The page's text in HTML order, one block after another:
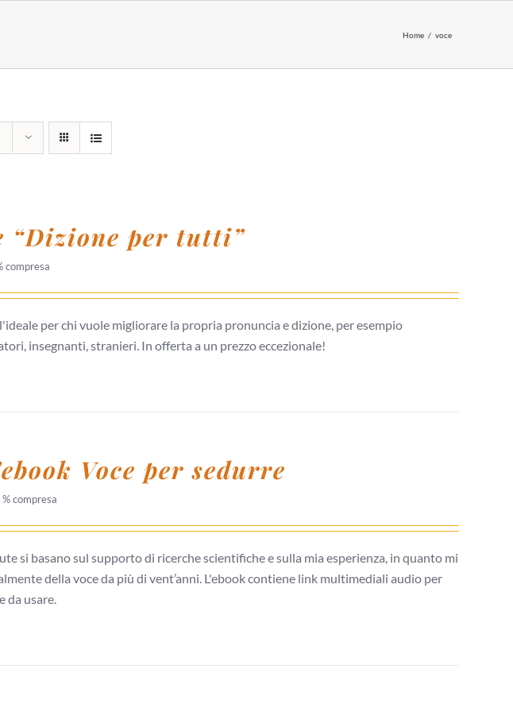
Home voce
“Dizione per tutti”
compresa
per chi vuole migliorare la propria pronuncia e dizione, per esempio
insegnanti, stranieri. In offerta a un prezzo eccezionale!
Voce per sedurre
% compresa
si basano sul supporto di ricerche scientifiche e sulla mia esperienza, in quanto mi
della voce da più di vent’anni. L'ebook contiene link multimediali audio per
da usare.